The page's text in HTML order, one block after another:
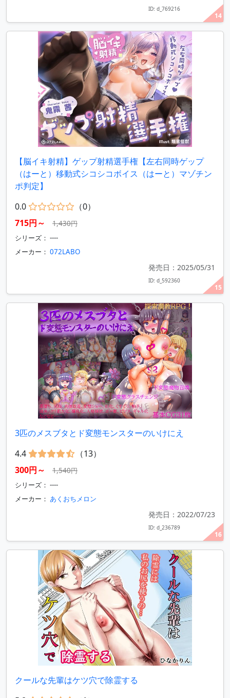
14
ID: d_769216
15
【脳イキ射精】ゲップ射精選手権【左右同時ゲップ
（はーと）移動式シコシコボイス（はーと）マゾチン
ポ判定】
0.0
（0）
715円～
1,430円
シリーズ： ----
メーカー： 072LABO
発売日：2025/05/31
ID: d_592360
16
3匹のメスブタとド変態モンスターのいけにえ
4.4
（13）
300円～
1,540円
シリーズ： ----
メーカー： あくおちメロン
発売日：2022/07/23
ID: d_236789
クールな先輩はケツ穴で除霊する